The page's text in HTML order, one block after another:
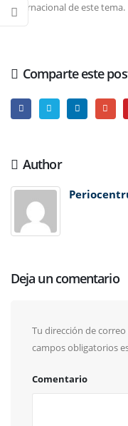
internacional de este tema.
Comparte este
Author
Deja un comentario
Tu dirección de
campos obligatorios
Comentario